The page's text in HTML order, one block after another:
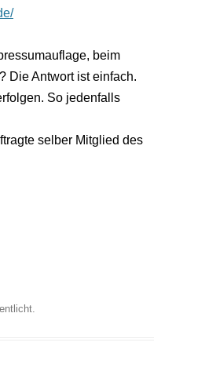
beim
Die Antwort ist einfach.
So jedenfalls
selber Mitglied des